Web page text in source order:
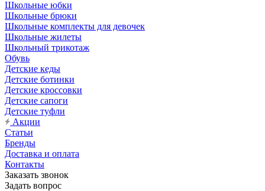
Школьные юбки
Школьные брюки
Школьные комплекты для девочек
Школьные жилеты
Школьный трикотаж
Обувь
Детские кеды
Детские ботинки
Детские кроссовки
Детские сапоги
Детские туфли
Акции
Статьи
Бренды
Доставка и оплата
Контакты
Заказать звонок
Задать вопрос